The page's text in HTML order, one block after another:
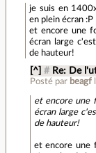
je suis en
en plein écran :P
et encore une
écran large
de hauteur!
[^] # Re: De
Posté par beagf
et encore une
écran large
de hauteur!
et encore une